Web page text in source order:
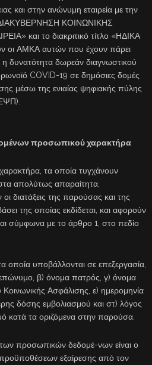
και στην ανώνυμη εταιρεία με την
ΚΟΙΝΩΝΙΚΗΣ
και το διακριτικό τίτλο «ΗΔΙΚΑ
οι ΑΜΚΑ αυτών που έχουν πάρει
η δυνατότητα δωρεάν διαγνωστικού
COVID-19 σε δημόσιες δομές
μέσω της ενιαίας ψηφιακής πύλης
προσωπικού χαρακτήρα
τα οποία τυγχάνουν
απολύτως απαραίτητα,
διατάξεις της παρούσας και της
της οποίας εκδίδεται, και αφορούν
σύμφωνα με το άρθρο 1, στο πεδίο
οποία υποβάλλονται σε επεξεργασία,
β) όνομα πατρός, γ) όνομα
Ασφάλισης, ε) ημερομηνία
δόσης εμβολιασμού και στ) λόγος
κατά τα οριζόμενα στην παρούσα.
προσωπικών δεδομέ-νων είναι ο
εξαίρεσης από τον